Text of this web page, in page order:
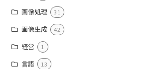
画像処理 31
画像生成 42
経営 1
言語 13